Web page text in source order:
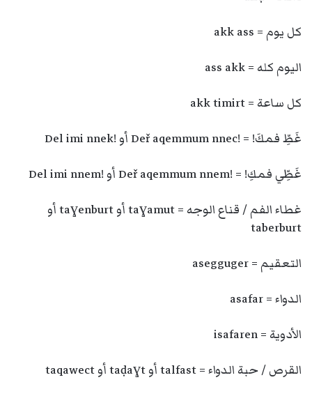
كل يوم = akk ass
اليوم كله = ass akk
كل ساعة = akk timirt
غَطِّ فمكَ! = !Deř aqemmum nnec أو !Del imi nnek
غَطِّي فمكِ! = !Deř aqemmum nnem أو !Del imi nnem
غطاء الفم / قناع الوجه = taɣamut أو taɣenburt أو
taberburt
التعقيم = asegguger
الدواء = asafar
الأدوية = isafaren
القرص / حبة الدواء = talfast أو taḍaɣt أو taqawect